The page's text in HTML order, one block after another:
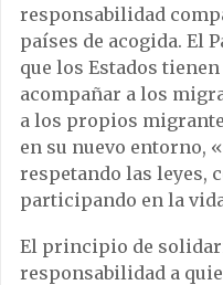
responsabilidad
países de acogida. El
que los Estados
acompañar a los
a los propios
en su nuevo entorno,
respetando las leyes,
participando en la
El principio de
responsabilidad a